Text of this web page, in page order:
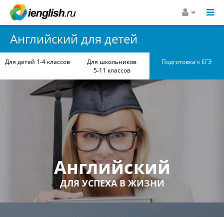
Английский для детей
Английский
ДЛЯ УСПЕХА В ЖИЗНИ
Для детей 1‑4 классов
Для школьников
5‑11 классов
Подготовка к ЕГЭ